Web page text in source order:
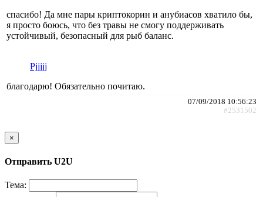
спасибо! Да мне пары криптокорин и анубиасов хватило бы,
я просто боюсь, что без травы не смогу поддерживать
устойчивый, безопасный для рыб баланс.
Pjjjjj
благодарю! Обязательно почитаю.
07/09/2018 10:56:23
#2531502
×
Отправить U2U
Тема: